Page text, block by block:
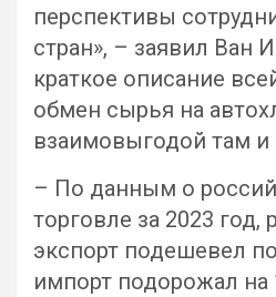
перспективы
стран», – заявил Ван
краткое описание
обмен сырья на
взаимовыгодой там и
– По данным о
торговле за 2023 год,
экспорт подешевел
импорт подорожал на